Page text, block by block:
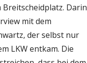
Darin
mit dem
der selbst nur
LKW entkam. Die